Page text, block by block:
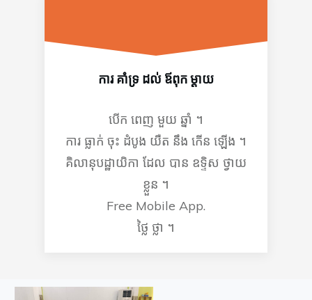
ការ គាំទ្រ ដល់ ឪពុក ម្ដាយ
បើក ពេញ មួយ ឆ្នាំ ។
ការ ធ្លាក់ ចុះ ដំបូង យឺត នឹង កើន ឡើង ។
គិលានុបដ្ឋាយិកា ដែល បាន ឧទ្ទិស ថ្វាយ
ខ្លួន ។
Free Mobile App.
ថ្លៃ ថ្លា ។